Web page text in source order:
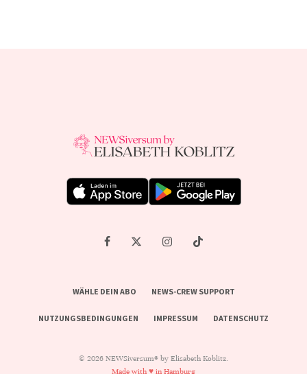
WÄHLE DEIN ABO NEWS-CREW SUPPORT
NUTZUNGSBEDINGUNGEN IMPRESSUM DATENSCHUTZ
© 2026 NEWSiversum® by Elisabeth Koblitz.
Made with ♥ in Hamburg